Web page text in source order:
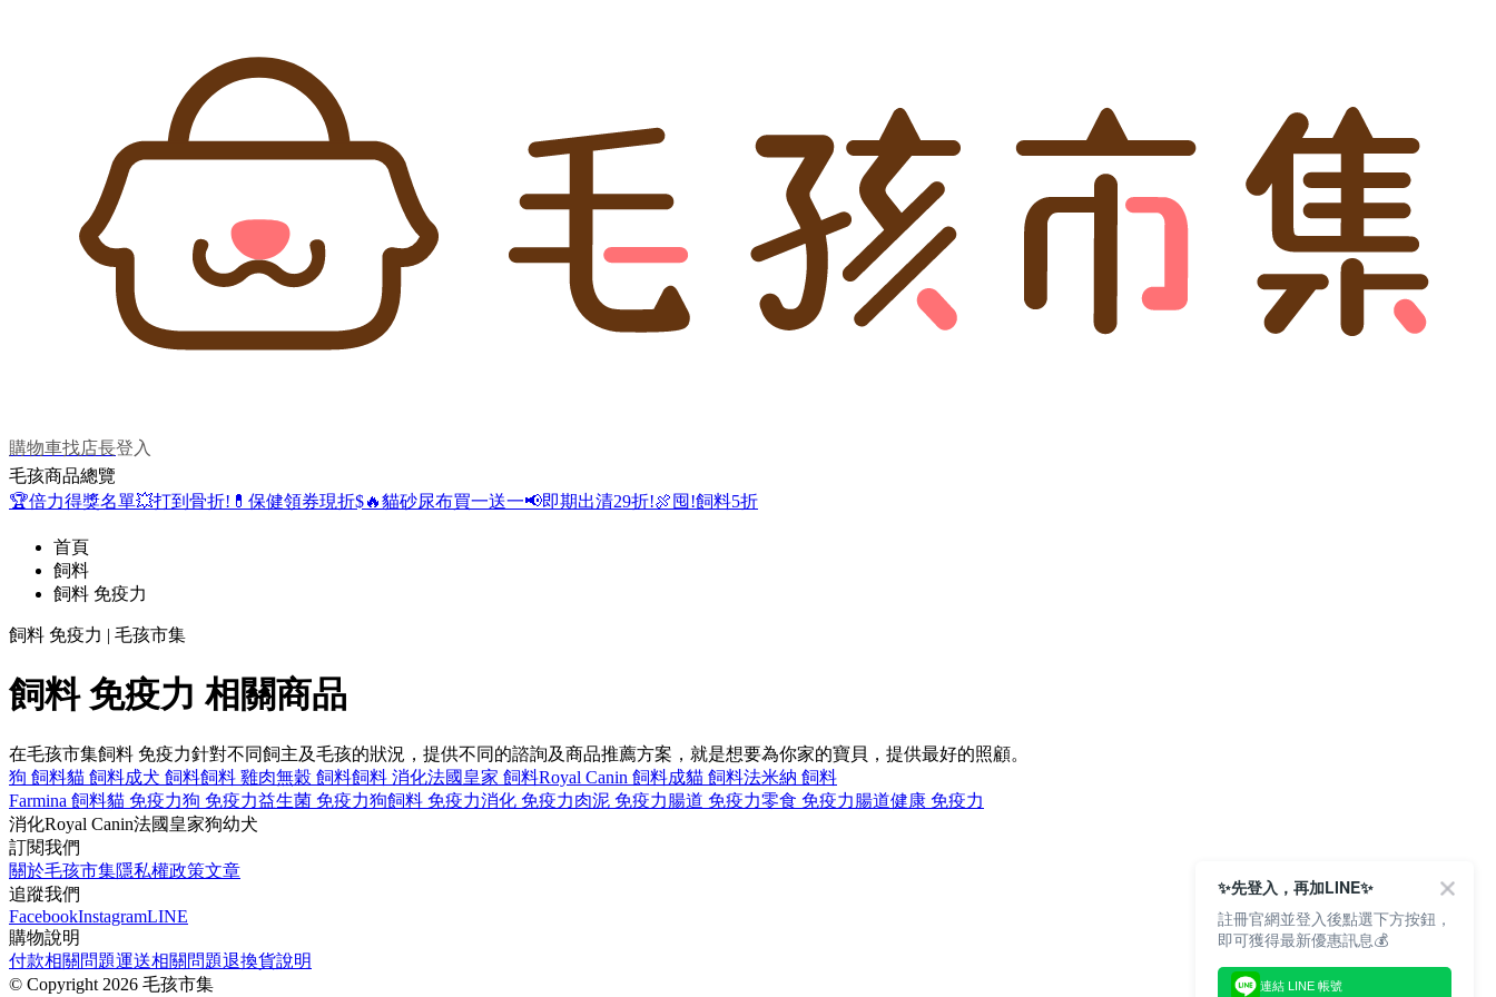
購物車找店長登入
毛孩商品總覽
🏆倍力得獎名單💥打到骨折! 💊保健領券現折$🔥貓砂尿布買一送一📢即期出清29折!🍖囤!飼料5折
首頁
飼料
飼料 免疫力
飼料 免疫力 | 毛孩市集
飼料 免疫力 相關商品
在毛孩市集飼料 免疫力針對不同飼主及毛孩的狀況，提供不同的諮詢及商品推薦方案，就是想要為你家的寶貝，提供最好的照顧。
狗 飼料貓 飼料成犬 飼料飼料 雞肉無穀 飼料飼料 消化法國皇家 飼料Royal Canin 飼料成貓 飼料法米納 飼料
Farmina 飼料貓 免疫力狗 免疫力益生菌 免疫力狗飼料 免疫力消化 免疫力肉泥 免疫力腸道 免疫力零食 免疫力腸道健康 免疫力
消化Royal Canin法國皇家狗幼犬
訂閱我們
關於毛孩市集隱私權政策文章
追蹤我們
FacebookInstagramLINE
購物說明
付款相關問題運送相關問題退換貨說明
© Copyright 2026 毛孩市集
✨先登入，再加LINE✨
註冊官網並登入後點選下方按鈕，
即可獲得最新優惠訊息💰
連結 LINE 帳號